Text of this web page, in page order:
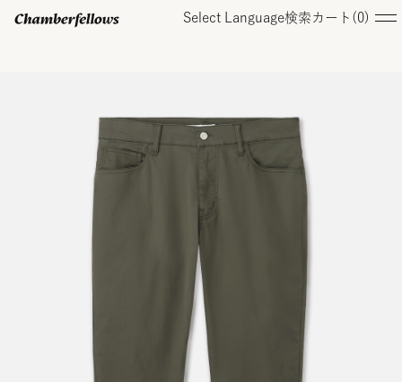
Select Language検索 カート( 0)
オンラインストア
コレクション